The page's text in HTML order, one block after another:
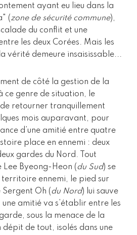
ayant eu lieu dans la
(zone de sécurité commune),
du conflit et une
les deux Corées. Mais les
vérité demeure insaisissable...
de côté la gestion de la
ce genre de situation, le
retourner tranquillement
mois auparavant, pour
d’une amitié entre quatre
place en ennemi : deux
gardes du Nord. Tout
Lee Byeong-Heon (du Sud) se
ennemi, le pied sur
Sergent Oh (du Nord) lui sauve
une amitié va s’établir entre les
sous la menace de la
dépit de tout, isolés dans une